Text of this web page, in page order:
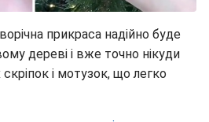
прикраса надійно буде
дереві і вже точно нікуди
скріпок і мотузок, що легко